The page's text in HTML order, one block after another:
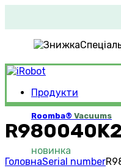
Продукти
Roomba® Vacuums
новинка
ГоловнаSerial number